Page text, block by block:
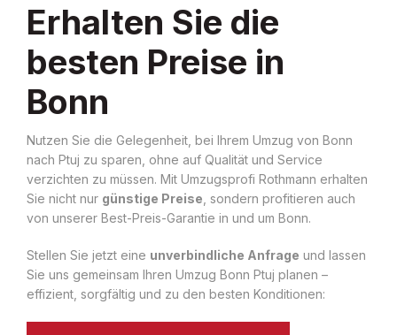
Erhalten Sie die
besten Preise in
Bonn
Nutzen Sie die Gelegenheit, bei Ihrem Umzug von Bonn
nach Ptuj zu sparen, ohne auf Qualität und Service
verzichten zu müssen. Mit Umzugsprofi Rothmann erhalten
Sie nicht nur günstige Preise , sondern profitieren auch
von unserer Best-Preis-Garantie in und um Bonn.
Stellen Sie jetzt eine unverbindliche Anfrage und lassen
Sie uns gemeinsam Ihren Umzug Bonn Ptuj planen –
effizient, sorgfältig und zu den besten Konditionen: